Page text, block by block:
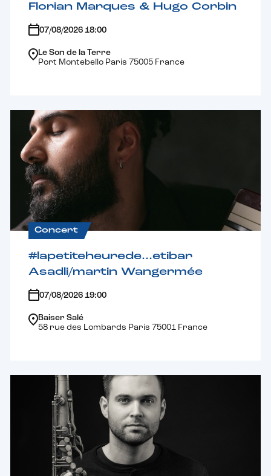
Florian Marques & Hugo Corbin
07/08/2026 18:00
Le Son de la Terre
Port Montebello Paris 75005 France
Concert
#lapetiteheurede…etibar
Asadli/martin Wangermée
07/08/2026 19:00
Baiser Salé
58 rue des Lombards Paris 75001 France